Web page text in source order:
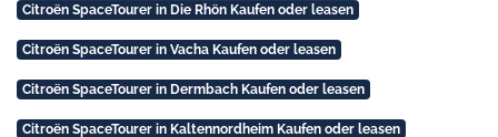
Citroën SpaceTourer in Die Rhön Kaufen oder leasen
Citroën SpaceTourer in Vacha Kaufen oder leasen
Citroën SpaceTourer in Dermbach Kaufen oder leasen
Citroën SpaceTourer in Kaltennordheim Kaufen oder leasen